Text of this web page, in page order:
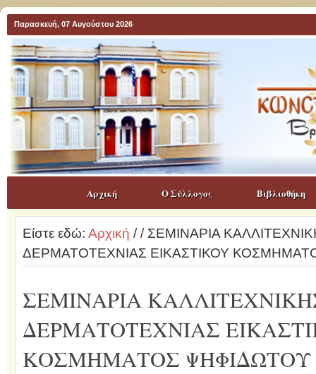
Παρασκευή, 07 Αυγούστου 2026
Αρχική Ο Σύλλογος Βιβλιοθήκη
Είστε εδώ: Αρχική // ΣΕΜΙΝΑΡΙΑ
ΔΕΡΜΑΤΟΤΕΧΝΙΑΣ ΕΙΚΑΣΤΙΚΟΥ
ΣΕΜΙΝΑΡΙΑ
ΔΕΡΜΑΤΟΤΕΧΝΙΑΣ
ΚΟΣΜΗΜΑΤΟΣ ΨΗΦΙΔΩΤΟΥ